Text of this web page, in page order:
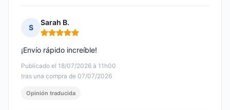
S
Sarah B.
Nota: 5 de 5
Publicado el 18/07/2026 à 11h00
tras una compra de 07/07/2026
¡Envío rápido increíble!
Opinión traducida